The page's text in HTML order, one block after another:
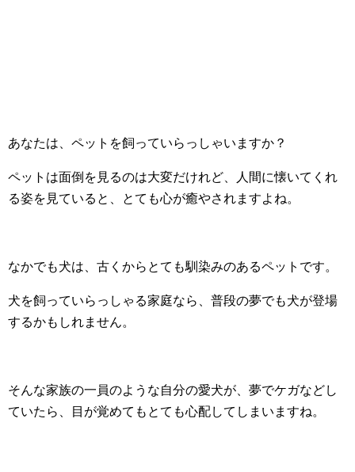
あなたは、ペットを飼っていらっしゃいますか？
ペットは面倒を見るのは大変だけれど、人間に懐いてくれ
る姿を見ていると、とても心が癒やされますよね。
なかでも犬は、古くからとても馴染みのあるペットです。
犬を飼っていらっしゃる家庭なら、普段の夢でも犬が登場
するかもしれません。
そんな家族の一員のような自分の愛犬が、夢でケガなどし
ていたら、目が覚めてもとても心配してしまいますね。